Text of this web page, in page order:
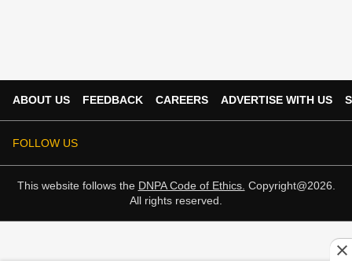
ABOUT US FEEDBACK CAREERS ADVERTISE WITH US
FOLLOW US
This website follows the DNPA Code of Ethics. Copyright@2026.
All rights reserved.